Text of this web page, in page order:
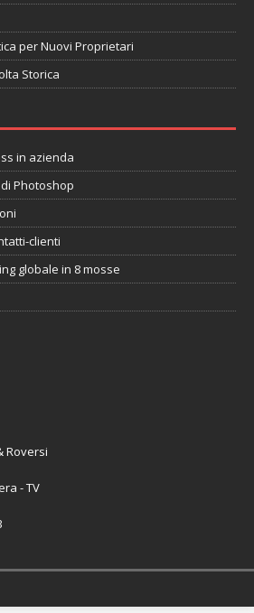
per Nuovi Proprietari
Storica
in azienda
Photoshop
clienti
globale in 8 mosse
Roversi
- TV